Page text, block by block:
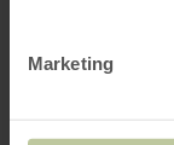
Marketing